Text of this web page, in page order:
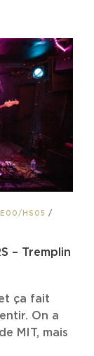
HS05
/
– Tremplin
ça fait
On a
MIT, mais